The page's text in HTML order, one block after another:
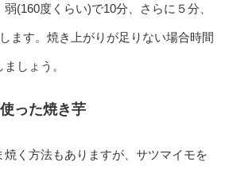
(160度くらい)で10分、さらに５分、
ます。焼き上がりが足りない場合時間
しょう。
った焼き芋
く方法もありますが、サツマイモを